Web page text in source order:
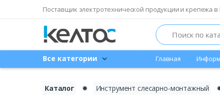
Поставщик электротехнической продукции и крепежа в
Search
Все категории Главная
Каталог ✹ Инструмент слесарно-монтажный